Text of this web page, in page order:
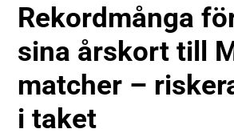
Rekordmånga
sina årskort till
matcher –
i taket